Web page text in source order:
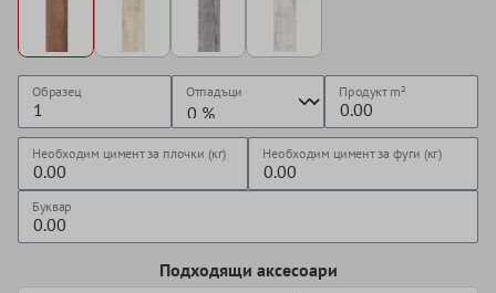
Образец Отпадъци Продуктm²
Необходим цимент за плочки (кг) Необходим цимент за фуги (кг)
Буквар
Подходящи аксесоари